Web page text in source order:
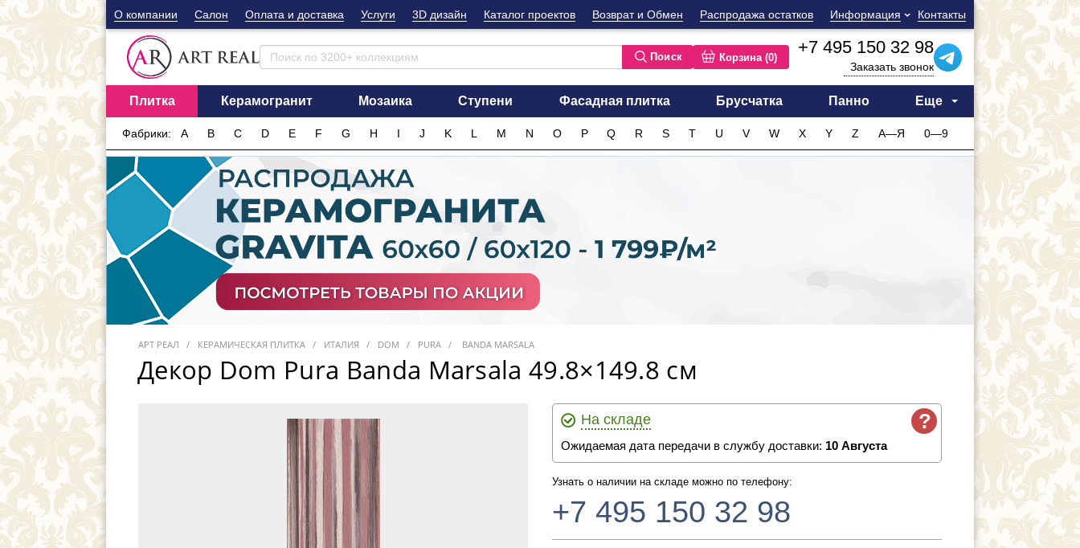
О компании Cалон Оплата и доставка Услуги 3D дизайн Каталог проектов Возврат и Обмен Распродажа остатков Информация Контакты
Поиск Корзина (0)
+7 495 150 32 98
Заказать звонок
Плитка Керамогранит Мозаика Ступени Фасадная плитка Брусчатка Панно Еще
Фабрики: A B C D E F G H I J K L M N O P Q R S T U V W X Y Z А—Я 0—9
АРТ РЕАЛ КЕРАМИЧЕСКАЯ ПЛИТКА ИТАЛИЯ DOM PURA BANDA MARSALA
Декор Dom Pura Banda Marsala 49.8×149.8 см
?
На складе
Ожидаемая дата передачи в службу доставки: 10 Августа
Узнать о наличии на складе можно по телефону:
+7 495 150 32 98